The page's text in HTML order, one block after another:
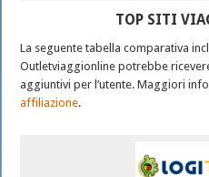
Economici
Settembre
2026:
offerte
Pacchetti
minute
TOP SITI
La seguente tabella comparativa
Outletviaggionline potrebbe
aggiuntivi per l’utente. Maggiori
affiliazione.